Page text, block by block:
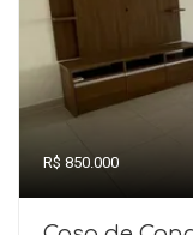
R$ 850.000